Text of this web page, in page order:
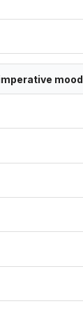
mood